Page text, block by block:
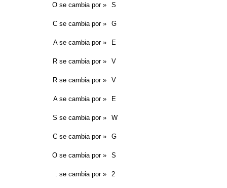
O se cambia por » S
C se cambia por » G
A se cambia por » E
R se cambia por » V
R se cambia por » V
A se cambia por » E
S se cambia por » W
C se cambia por » G
O se cambia por » S
. se cambia por » 2